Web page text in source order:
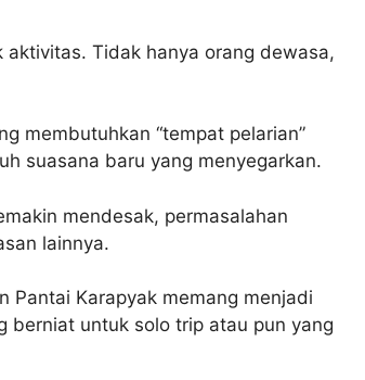
Tidak hanya orang dewasa,
membutuhkan “tempat pelarian”
suasana baru yang menyegarkan.
mendesak, permasalahan
lainnya.
Pantai Karapyak memang menjadi
berniat untuk solo trip atau pun yang